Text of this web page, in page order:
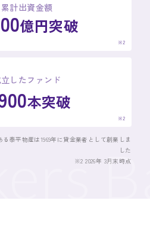
累計出資金額
億円突破
※2
したファンド
本突破
※2
泰平物産は1969年に貸金業者として創業しま
した
※2 2026年 3月末時点